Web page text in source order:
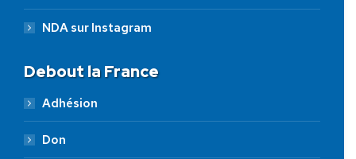
NDA sur Instagram
Debout la France
Adhésion
Don